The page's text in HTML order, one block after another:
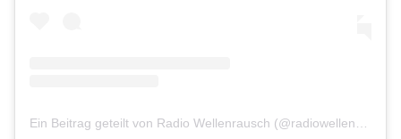
Ein Beitrag geteilt von Radio Wellenrausch (@radiowellenrausch)